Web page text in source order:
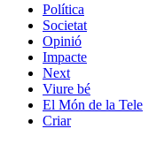
Política
Societat
Opinió
Impacte
Next
Viure bé
El Món de la Tele
Criar